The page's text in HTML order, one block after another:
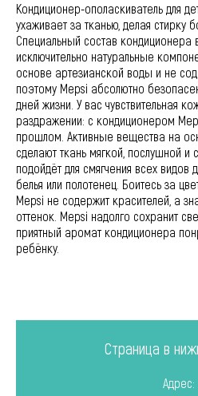
Кондиционер-ополаскиватель для
ухаживает за тканью, делая стирку
Специальный состав кондиционера
исключительно натуральные
основе артезианской воды и не
поэтому Mepsi абсолютно
дней жизни. У вас чувствительная
раздражении: с кондиционером
прошлом. Активные вещества на
сделают ткань мягкой, послушной и
подойдёт для смягчения всех видов
белья или полотенец. Боитесь за
Mepsi не содержит красителей, а
оттенок. Mepsi надолго сохранит
приятный аромат кондиционера
ребёнку.
Страница в
Адрес: